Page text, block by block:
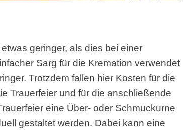
geringer, als dies bei einer
Sarg für die Kremation verwendet
Trotzdem fallen hier Kosten für die
Trauerfeier und für die anschließende
eine Über- oder Schmuckurne
gestaltet werden. Dabei kann eine